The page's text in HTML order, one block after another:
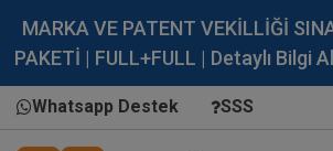
MARKA VE PATENT VEKİLLİĞİ
PAKETİ | FULL+FULL | Detaylı Bilgi
Whatsapp Destek SSS